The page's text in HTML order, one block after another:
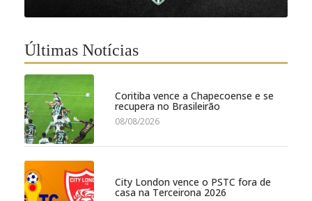
Últimas Notícias
Coritiba vence a Chapecoense e se
recupera no Brasileirão
08/08/2026
City London vence o PSTC fora de
casa na Terceirona 2026